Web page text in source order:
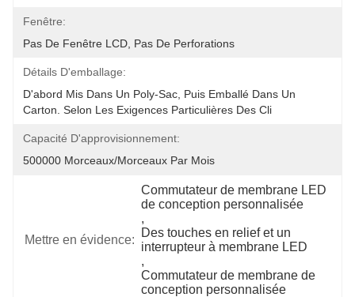
Fenêtre:
Pas De Fenêtre LCD, Pas De Perforations
Détails D'emballage:
D'abord Mis Dans Un Poly-Sac, Puis Emballé Dans Un
Carton. Selon Les Exigences Particulières Des Cli
Capacité D'approvisionnement:
500000 Morceaux/morceaux Par Mois
Mettre en évidence:
Commutateur de membrane LED
de conception personnalisée
,
Des touches en relief et un
interrupteur à membrane LED
,
Commutateur de membrane de
conception personnalisée